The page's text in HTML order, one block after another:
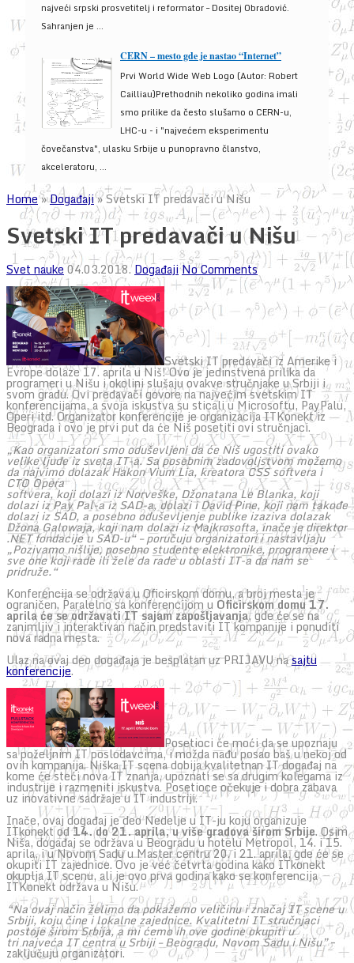
najveći srpski prosvetitelj i reformator – Dositej Obradović.
Sahranjen je ...
CERN – mesto gde je nastao “Internet”
Prvi World Wide Web Logo (Autor: Robert
Cailliau)Prethodnih nekoliko godina imali
smo prilike da često slušamo o CERN-u,
LHC-u - i "najvećem eksperimentu
čovečanstva", ulasku Srbije u punopravno članstvo,
akceleratoru, ...
Home»Događaji»Svetski IT predavači u Nišu
Svetski IT predavači u Nišu
Svet nauke04.03.2018. Događaji No Comments
Svetski IT predavači iz Amerike i
Evrope dolaze 17. aprila u Niš! Ovo je jedinstvena prilika da
programeri u Nišu i okolini slušaju ovakve stručnjake u Srbiji i
svom gradu. Ovi predavači govore na najvećim svetskim IT
konferencijama, a svoja iskustva su sticali u Microsoftu, PayPalu,
Operi itd. Organizator konferencije je organizacija ITKonekt iz
Beograda i ovo je prvi put da će Niš posetiti ovi stručnjaci.
„Kao organizatori smo oduševljeni da će Niš ugostiti ovako
velike ljude iz sveta IT-a. Sa posebnim zadovoljstvom možemo
da najvimo dolazak Hakon Vium Lia, kreatora CSS softvera i
CTO Opera
softvera, koji dolazi iz Norveške, Džonatana Le Blanka, koji
dolazi iz Pay Pal-a iz SAD-a, dolazi i David Pine, koji nam takođe
dolazi iz SAD, a posebno oduševljenje publike izaziva dolazak
Džona Galowaja, koji nam dolazi iz Majkrosofta, inače je direktor
.NET fondacije u SAD-u“ – poručuju organizatori i nastavljaju
„Pozivamo nišlije, posebno studente elektronike, programere i
sve one koji rade ili žele da rade u oblasti IT-a da nam se
pridruže.“
Konferencija se održava u Oficirskom domu, a broj mesta je
ograničen. Paralelno sa konferencijom u Oficirskom domu 17.
aprila će se održavati IT sajam zapošljavanja, gde će se na
zanimljiv i interaktivan način predstaviti IT kompanije i ponuditi
nova radna mesta.
Ulaz na ovaj deo događaja je besplatan uz PRIJAVU nasajtu
konferencije.
Posetioci će moći da se upoznaju
sa poželjnim IT poslodavcima, i možda nađu posao baš u nekoj od
ovih kompanija. Niška IT scena dobija kvalitetnan IT događaj na
kome će steći nova IT znanja, upoznati se sa drugim kolegama iz
industrije i razmeniti iskustva. Posetioce očekuje i dobra zabava
uz inovativne sadržaje u IT industriji.
Inače, ovaj događaj je deo Nedelje u IT-ju koju organizuje
ITkonekt od14. do 21. aprila, u više gradova širom Srbije. Osim
Niša, događaj se održava u Beogradu u hotelu Metropol, 14. i 15.
aprila, i u Novom Sadu u Master centru 20. i 21. aprila, gde će se
okupiti IT zajednice. Ovo je već četvrta godina kako ITkonekt
okuplja IT scenu, ali je ovo prva godina kako se konferencija
ITKonekt održava u Nišu.
“Na ovaj način želimo da pokažemo veličinu i značaj IT scene u
Srbiji, koju čine i lokalne zajednice. Kvalitetni IT stručnjaci
postoje širom Srbija, a mi ćemo ih ove godine okupiti u
tri najveća IT centra u Srbiji – Beogradu, Novom Sadu i Nišu”–
zaključuju organizatori.